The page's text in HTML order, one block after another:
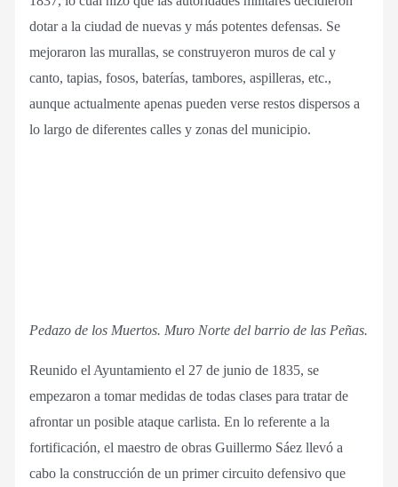
dotar a la ciudad de nuevas y más potentes defensas. Se
mejoraron las murallas, se construyeron muros de cal y
canto, tapias, fosos, baterías, tambores, aspilleras, etc.,
aunque actualmente apenas pueden verse restos dispersos a
lo largo de diferentes calles y zonas del municipio.
Pedazo de los Muertos. Muro Norte del barrio de las Peñas.
Reunido el Ayuntamiento el 27 de junio de 1835, se
empezaron a tomar medidas de todas clases para tratar de
afrontar un posible ataque carlista. En lo referente a la
fortificación, el maestro de obras Guillermo Sáez llevó a
cabo la construcción de un primer circuito defensivo que